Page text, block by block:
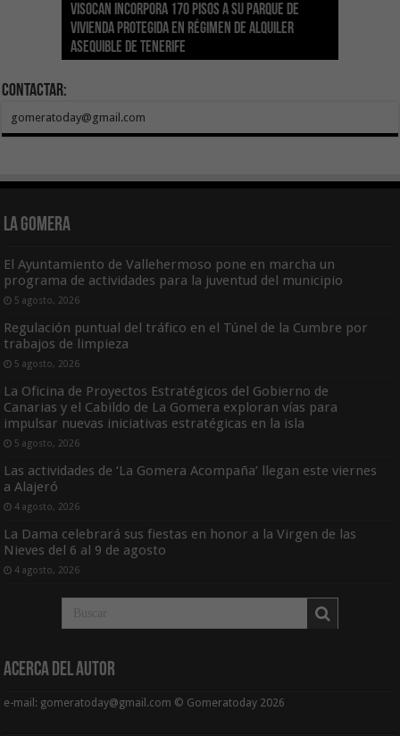
Visocan incorpora 170 pisos a su parque de
vivienda protegida en régimen de alquiler
asequible de Tenerife
Sanidad refuerza la capacidad diagnóstica de
los centros de salud con el impulso de la
ecografía clínica
El Gobierno de Canarias convoca el Concurso de
Sal Marina Agrocanarias 2026
Transición despliega un sistema fotovoltaico
autónomo en los edificios del Parque Nacional
del Teide
La ESSSCAN inicia la formación en primeros
auxilios para árbitros deportivos dentro del
Proyecto Ganar
El Gobierno de Canarias concede ayudas por
valor de 1,19M€ a las Cofradías de Pescadores
para sufragar sus gastos corrientes
Contactar:
gomeratoday@gmail.com
La Gomera
El Ayuntamiento de Vallehermoso pone en marcha un
programa de actividades para la juventud del municipio
5 agosto, 2026
Regulación puntual del tráfico en el Túnel de la Cumbre por
trabajos de limpieza
5 agosto, 2026
La Oficina de Proyectos Estratégicos del Gobierno de
Canarias y el Cabildo de La Gomera exploran vías para
impulsar nuevas iniciativas estratégicas en la isla
5 agosto, 2026
Las actividades de ‘La Gomera Acompaña’ llegan este viernes
a Alajeró
4 agosto, 2026
La Dama celebrará sus fiestas en honor a la Virgen de las
Nieves del 6 al 9 de agosto
4 agosto, 2026
Acerca del Autor
e-mail: gomeratoday@gmail.com © Gomeratoday 2026